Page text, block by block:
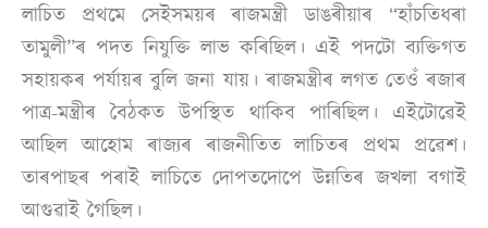
লাচিত প্ৰথমে সেইসময়ৰ ৰাজমন্ত্ৰী ডাঙৰীয়াৰ “হাঁচতিধৰা
তামুলী”ৰ পদত নিযুক্তি লাভ কৰিছিল। এই পদটো ব্যক্তিগত
সহায়কৰ পৰ্যায়ৰ বুলি জনা যায়। ৰাজমন্ত্ৰীৰ লগত তেওঁ ৰজাৰ
পাত্ৰ-মন্ত্ৰীৰ বৈঠকত উপস্থিত থাকিব পাৰিছিল। এইটোৱেই
আছিল আহোম ৰাজ্যৰ ৰাজনীতিত লাচিতৰ প্ৰথম প্ৰৱেশ।
তাৰপাছৰ পৰাই লাচিতে দোপতদোপে উন্নতিৰ জখলা বগাই
আগুৱাই গৈছিল।